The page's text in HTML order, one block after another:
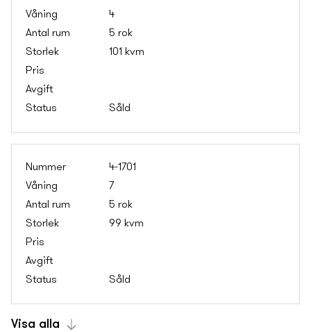
4
5 rok
101 kvm
Såld
4-1701
7
5 rok
99 kvm
Såld
Visa alla